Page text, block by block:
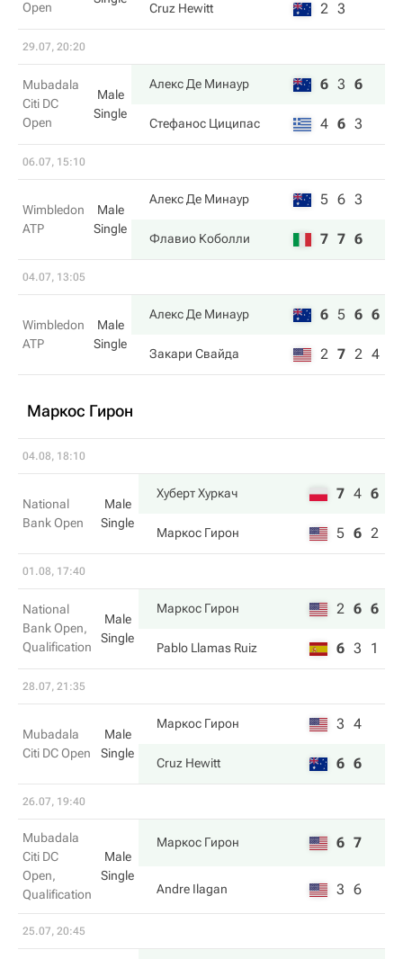
Open
Cruz Hewitt 2 3
29.07, 20:20
Mubadala
Citi DC
Open
Male
Single
Алекс Де Минаур 6 3 6
Стефанос Циципас 4 6 3
06.07, 15:10
Wimbledon
ATP
Male
Single
Алекс Де Минаур 5 6 3
Флавио Коболли 7 7 6
04.07, 13:05
Wimbledon
ATP
Male
Single
Алекс Де Минаур 6 5 6 6
Закари Свайда 2 7 2 4
Маркос Гирон
04.08, 18:10
National
Bank Open
Male
Single
Хуберт Хуркач 7 4 6
Маркос Гирон 5 6 2
01.08, 17:40
National
Bank Open,
Qualification
Male
Single
Маркос Гирон 2 6 6
Pablo Llamas Ruiz 6 3 1
28.07, 21:35
Mubadala
Citi DC Open
Male
Single
Маркос Гирон 3 4
Cruz Hewitt 6 6
26.07, 19:40
Mubadala
Citi DC
Open,
Qualification
Male
Single
Маркос Гирон 6 7
Andre Ilagan 3 6
25.07, 20:45